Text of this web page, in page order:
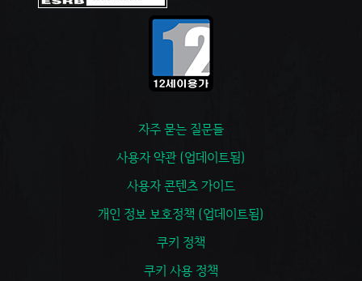
자주 묻는 질문들
사용자 약관 (업데이트됨)
사용자 콘텐츠 가이드
개인 정보 보호정책 (업데이트됨)
쿠키 정책
쿠키 사용 정책